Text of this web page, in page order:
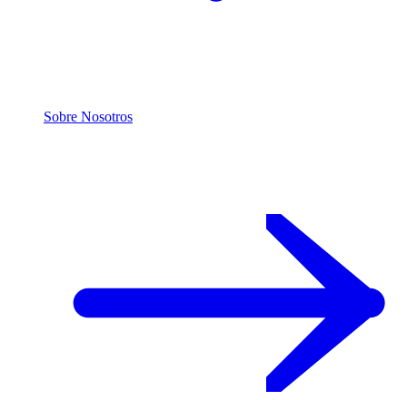
Sobre Nosotros